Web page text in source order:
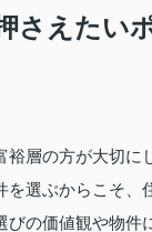
さえたい
裕層の方が大切
を選ぶからこそ
びの価値観や物